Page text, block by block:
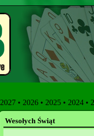
2027 • 2026 • 2025 • 2024 •
Wesołych Świąt